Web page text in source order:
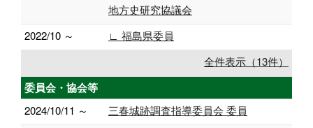
地方史研究協議会
2022/10 ～
∟ 福島県委員
全件表示（13件）
委員会・協会等
2024/10/11 ～
三春城跡調査指導委員会 委員